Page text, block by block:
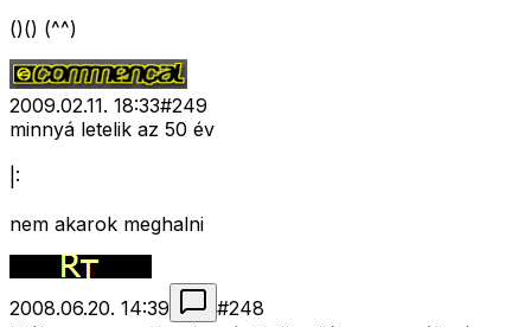
()() (^^)
2009.02.11. 18:33#249
minnyá letelik az 50 év
|:
nem akarok meghalni
2008.06.20. 14:39 #248